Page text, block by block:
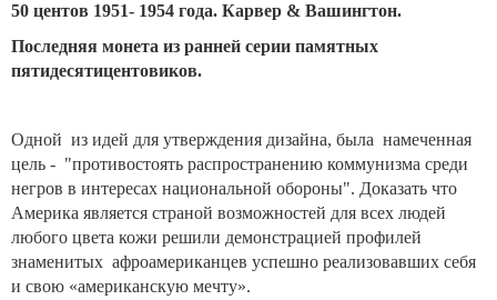
50 центов 1951- 1954 года. Карвер & Вашингтон.
Последняя монета из ранней серии памятных
пятидесятицентовиков.
Одной из идей для утверждения дизайна, была намеченная
цель - "противостоять распространению коммунизма среди
негров в интересах национальной обороны". Доказать что
Америка является страной возможностей для всех людей
любого цвета кожи решили демонстрацией профилей
знаменитых афроамериканцев успешно реализовавших себя
и свою «американскую мечту».